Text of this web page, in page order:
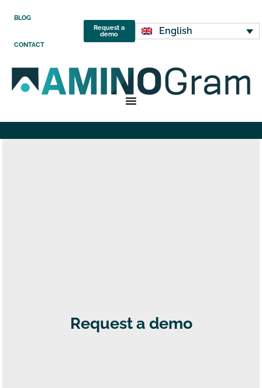
BLOG
CONTACT
Request a
demo English
Request a demo